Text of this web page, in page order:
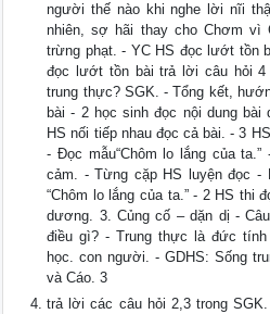
người thế nào khi nghe lời nĩi
nhiên, sợ hãi thay cho Chơm
trừng phạt. - YC HS đọc lướt tồn
đọc lướt tồn bài trả lời câu hỏi
trung thực? SGK. - Tổng kết,
bài - 2 học sinh đọc nội dung
HS nối tiếp nhau đọc cả bài. - 3
- Đọc mẫu“Chôm lo lắng của
cảm. - Từng cặp HS luyện đọc -
“Chôm lo lắng của ta.” - 2 HS thi
dương. 3. Củng cố – dặn dị -
điều gì? - Trung thực là đức
học. con người. - GDHS: Sống
và Cáo. 3
trả lời các câu hỏi 2,3 trong